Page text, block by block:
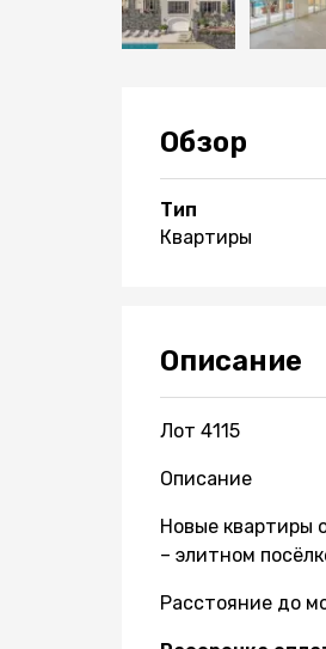
Обзор
Тип
Квартиры
Описание
Лот 4115
Описание
Новые квартиры
– элитном
Расстояние до